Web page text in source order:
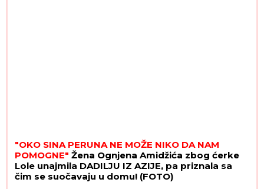
"OKO SINA PERUNA NE MOŽE NIKO DA NAM
POMOGNE" Žena Ognjena Amidžića zbog ćerke
Lole unajmila DADILJU IZ AZIJE, pa priznala sa
čim se suočavaju u domu! (FOTO)